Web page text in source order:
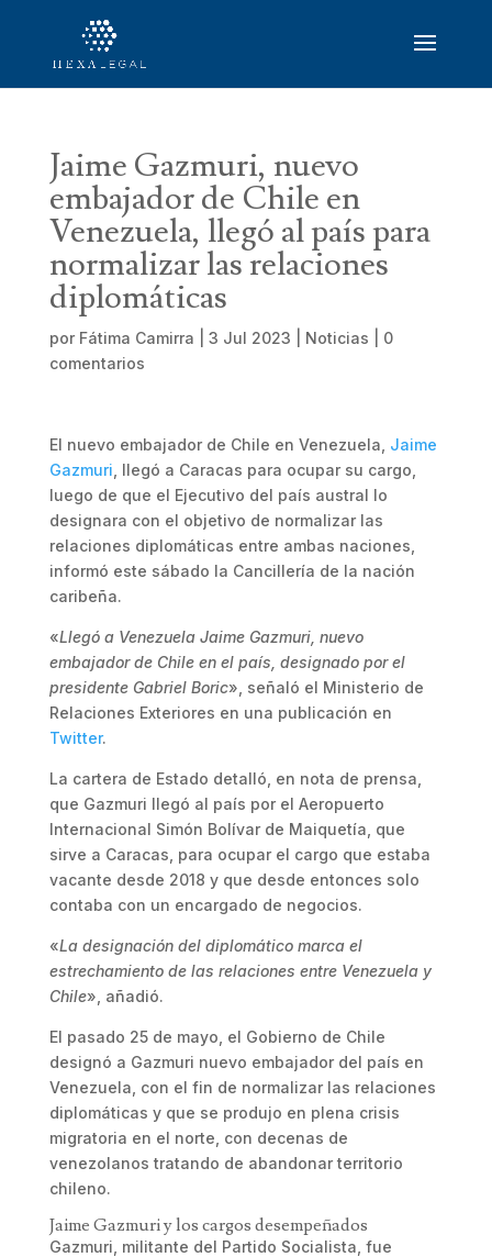
Jaime Gazmuri, nuevo
embajador de Chile en
Venezuela, llegó al país para
normalizar las relaciones
diplomáticas
por Fátima Camirra 3 Jul 2023 Noticias
0
comentarios
El nuevo embajador de Chile en Venezuela, Jaime
Gazmuri , llegó a Caracas para ocupar su cargo,
luego de que el Ejecutivo del país austral lo
designara con el objetivo de normalizar las
relaciones diplomáticas entre ambas naciones,
informó este sábado la Cancillería de la nación
caribeña.
«Llegó a Venezuela Jaime Gazmuri, nuevo
embajador de Chile en el país, designado por el
presidente Gabriel Boric», señaló el Ministerio de
Relaciones Exteriores en una publicación en
Twitter.
La cartera de Estado detalló, en nota de prensa,
que Gazmuri llegó al país por el Aeropuerto
Internacional Simón Bolívar de Maiquetía, que
sirve a Caracas, para ocupar el cargo que estaba
vacante desde 2018 y que desde entonces solo
contaba con un encargado de negocios.
«La designación del diplomático marca el
estrechamiento de las relaciones entre Venezuela y
Chile», añadió.
El pasado 25 de mayo, el Gobierno de Chile
designó a Gazmuri nuevo embajador del país en
Venezuela, con el fin de normalizar las relaciones
diplomáticas y que se produjo en plena crisis
migratoria en el norte, con decenas de
venezolanos tratando de abandonar territorio
chileno.
Jaime Gazmuri y los cargos desempeñados
Gazmuri, militante del Partido Socialista, fue